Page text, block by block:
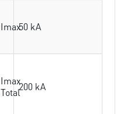
Imax50 kA
Imax
Total200 kA